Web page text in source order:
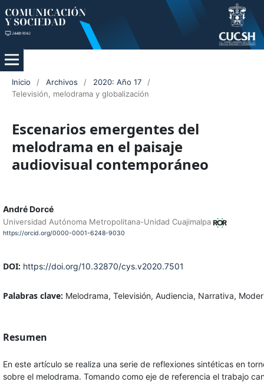
Inicio / Archivos / 2020: Año 17
/
Televisión, melodrama y globalización
Escenarios emergentes del
melodrama en el paisaje
audiovisual contemporáneo
André Dorcé
Universidad Autónoma Metropolitana-Unidad Cuajimalpa
https://orcid.org/0000-0001-6248-9030
DOI: https://doi.org/10.32870/cys.v2020.7501
Palabras clave: Melodrama, Televisión, Audiencia, Narrativa,
Resumen
En este artículo se realiza una serie de reflexiones sintéticas en
sobre el melodrama. Tomando como eje de referencia el trabajo